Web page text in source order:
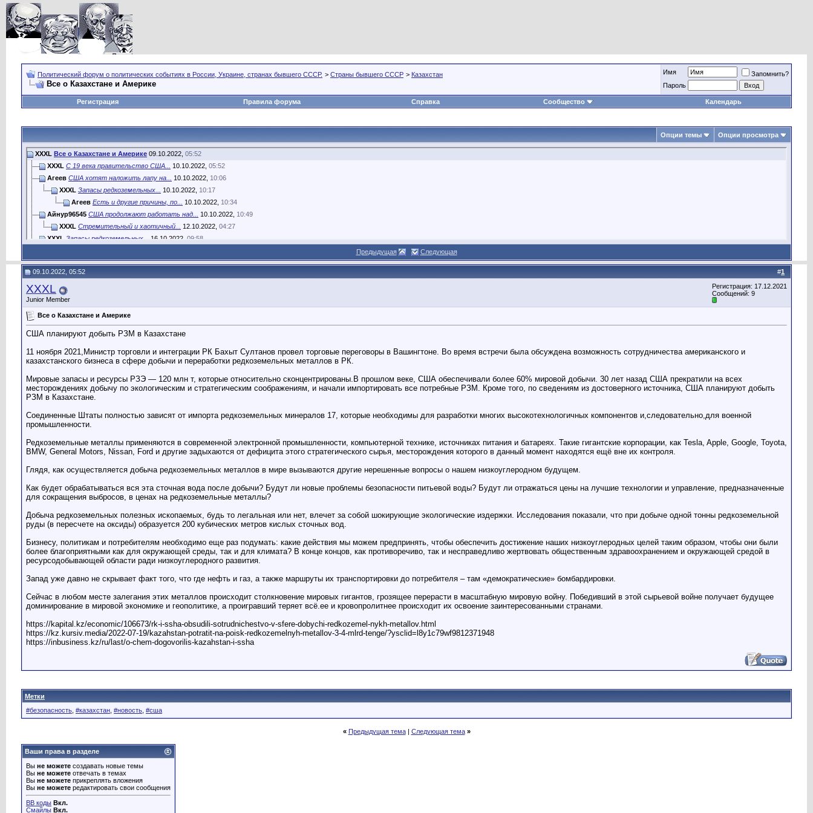
Политический форум о политических событиях в России, Украине, странах бывшего СССР. > Страны бывшего СССР > Казахстан
Все о Казахстане и Америке
Имя
Запомнить?
Пароль
Регистрация Правила форума Справка Сообщество Календарь
Опции темы Опции просмотра
XXXL Все о Казахстане и Америке 09.10.2022, 05:52
XXXL С 19 века правительство США... 10.10.2022, 05:52
Агеев США хотят наложить лапу на... 10.10.2022, 10:06
XXXL Запасы редкоземельных... 10.10.2022, 10:17
Агеев Есть и другие причины, по... 10.10.2022, 10:34
Айнур96545 США продолжают работать над... 10.10.2022, 10:49
XXXL Стремительный и хаотичный... 12.10.2022, 04:27
XXXL
Запасы редкоземельных... 16.10.2022, 09:58
Предыдущая Следующая
#1
09.10.2022, 05:52
XXXL
Junior Member
Регистрация: 17.12.2021
Сообщений: 9
Все о Казахстане и Америке
США планируют добыть РЗМ в Казахстане
11 ноября 2021,Министр торговли и интеграции РК Бахыт Султанов провел торговые переговоры в Вашингтоне. Во время встречи была обсуждена возможность сотрудничества американского и
казахстанского бизнеса в сфере добычи и переработки редкоземельных металлов в РК.
Мировые запасы и ресурсы РЗЭ — 120 млн т, которые относительно сконцентрированы.В прошлом веке, США обеспечивали более 60% мировой добычи. 30 лет назад США прекратили на всех
месторождениях добычу по экологическим и стратегическим соображениям, и начали импортировать все потребные РЗМ. Кроме того, по сведениям из достоверного источника, США планируют добыть
РЗМ в Казахстане.
Соединенные Штаты полностью зависят от импорта редкоземельных минералов 17, которые необходимы для разработки многих высокотехнологичных компонентов и,следовательно,для военной
промышленности.
Редкоземельные металлы применяются в современной электронной промышленности, компьютерной технике, источниках питания и батареях. Такие гигантские корпорации, как Tesla, Apple, Google, Toyota,
BMW, General Motors, Nissan, Ford и другие задыхаются от дефицита этого стратегического сырья, месторождения которого в данный момент находятся ещё вне их контроля.
Глядя, как осуществляется добыча редкоземельных металлов в мире вызываются другие нерешенные вопросы о нашем низкоуглеродном будущем.
Как будет обрабатываться вся эта сточная вода после добычи? Будут ли новые проблемы безопасности питьевой воды? Будут ли отражаться цены на лучшие технологии и управление, предназначенные
для сокращения выбросов, в ценах на редкоземельные металлы?
Добыча редкоземельных полезных ископаемых, будь то легальная или нет, влечет за собой шокирующие экологические издержки. Исследования показали, что при добыче одной тонны редкоземельной
руды (в пересчете на оксиды) образуется 200 кубических метров кислых сточных вод.
Бизнесу, политикам и потребителям необходимо еще раз подумать: какие действия мы можем предпринять, чтобы обеспечить достижение наших низкоуглеродных целей таким образом, чтобы они были
более благоприятными как для окружающей среды, так и для климата? В конце концов, как противоречиво, так и несправедливо жертвовать общественным здравоохранением и окружающей средой в
ресурсодобывающей области ради низкоуглеродного развития.
Запад уже давно не скрывает факт того, что где нефть и газ, а также маршруты их транспортировки до потребителя – там «демократические» бомбардировки.
Сейчас в любом месте залегания этих металлов происходит столкновение мировых гигантов, грозящее перерасти в масштабную мировую войну. Победивший в этой сырьевой войне получает будущее
доминирование в мировой экономике и геополитике, а проигравший теряет всё.ее и кровопролитнее происходит их освоение заинтересованными странами.
https://kapital.kz/economic/106673/rk-i-ssha-obsudili-sotrudnichestvo-v-sfere-dobychi-redkozemel-nykh-metallov.html
https://kz.kursiv.media/2022-07-19/kazahstan-potratit-na-poisk-redkozemelnyh-metallov-3-4-mlrd-tenge/?ysclid=l8y1c79wf9812371948
https://inbusiness.kz/ru/last/o-chem-dogovorilis-kazahstan-i-ssha
Метки
#безопасность #казахстан #новость #сша
« Предыдущая тема| Следующая тема »
Ваши права в разделе
Вы не можете создавать новые темы
Вы не можете отвечать в темах
Вы не можете прикреплять вложения
Вы не можете редактировать свои сообщения
BB коды Вкл.
Смайлы Вкл.